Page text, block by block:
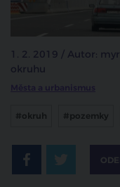
1. 2. 2019 / Autor:
okruhu
Města a urbanismus
#okruh #pozemky